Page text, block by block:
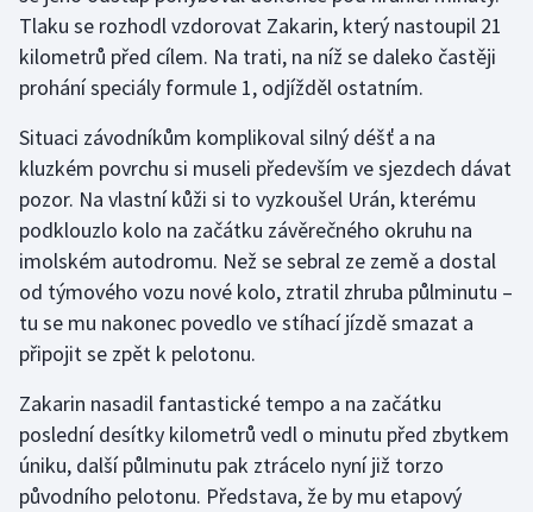
Lezení
Lyže a snowboard
Moderní pětiboj
Motorsport
Olympijské hry
Parasport
Plavání
Plážový volejbal
Ragby
Tlaku se rozhodl vzdorovat Zakarin, který nastoupil 21
kilometrů před cílem. Na trati, na níž se daleko častěji
prohání speciály formule 1, odjížděl ostatním.
Situaci závodníkům komplikoval silný déšť a na
kluzkém povrchu si museli především ve sjezdech dávat
pozor. Na vlastní kůži si to vyzkoušel Urán, kterému
podklouzlo kolo na začátku závěrečného okruhu na
imolském autodromu. Než se sebral ze země a dostal
od týmového vozu nové kolo, ztratil zhruba půlminutu –
tu se mu nakonec povedlo ve stíhací jízdě smazat a
připojit se zpět k pelotonu.
Zakarin nasadil fantastické tempo a na začátku
poslední desítky kilometrů vedl o minutu před zbytkem
úniku, další půlminutu pak ztrácelo nyní již torzo
původního pelotonu. Představa, že by mu etapový